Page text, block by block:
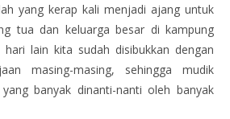
yang kerap kali menjadi ajang untuk
tua dan keluarga besar di kampung
lain kita sudah disibukkan dengan
masing-masing, sehingga mudik
banyak dinanti-nanti oleh banyak